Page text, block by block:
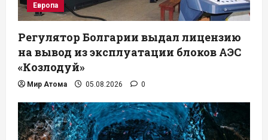
Европа
Регулятор Болгарии выдал лицензию
на вывод из эксплуатации блоков АЭС
«Козлодуй»
Мир Атома 05.08.2026 0